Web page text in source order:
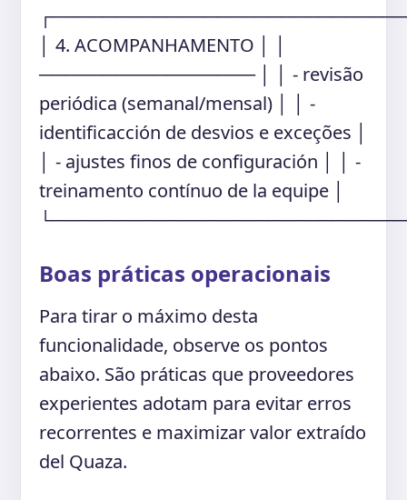
│ 4. ACOMPANHAMENTO │ │
───────────────── │ │ - revisão
periódica (semanal/mensal) │ │ -
identificacción de desvios e exceções │
│ - ajustes finos de configuración │ │ -
treinamento contínuo de la equipe │
Boas práticas operacionais
Para tirar o máximo desta
funcionalidade, observe os pontos
abaixo. São práticas que proveedores
experientes adotam para evitar erros
recorrentes e maximizar valor extraído
del Quaza.